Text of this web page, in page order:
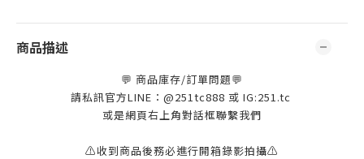
商品描述
💬 商品庫存/訂單問題💬
請私訊官方LINE：@251tc888 或 IG:251.tc
或是網頁右上角對話框聯繫我們
⚠️收到商品後務必進行開箱錄影拍攝⚠️